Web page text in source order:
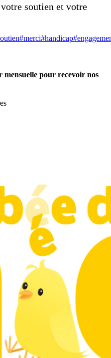
soutien et votre
#merci#handicap
mensuelle pour recevoir nos